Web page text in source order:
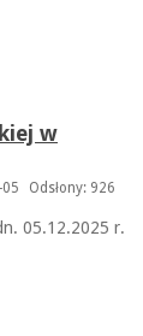
w
Odsłony: 926
05.12.2025 r.